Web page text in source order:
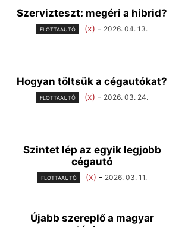
Szervizteszt: megéri a hibrid?
FLOTTAAUTÓ (x) - 2026. 04. 13.
Hogyan töltsük a cégautókat?
FLOTTAAUTÓ (x) - 2026. 03. 24.
Szintet lép az egyik legjobb
cégautó
FLOTTAAUTÓ (x) - 2026. 03. 11.
Újabb szereplő a magyar